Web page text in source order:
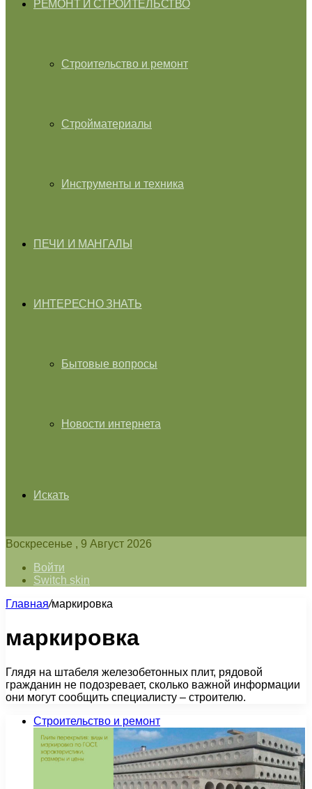
РЕМОНТ И СТРОИТЕЛЬСТВО
Строительство и ремонт
Стройматериалы
Инструменты и техника
ПЕЧИ И МАНГАЛЫ
ИНТЕРЕСНО ЗНАТЬ
Бытовые вопросы
Новости интернета
Искать
Воскресенье , 9 Август 2026
Войти
Switch skin
Главная/маркировка
маркировка
Глядя на штабеля железобетонных плит, рядовой
гражданин не подозревает, сколько важной информации
они могут сообщить специалисту – строителю.
Строительство и ремонт